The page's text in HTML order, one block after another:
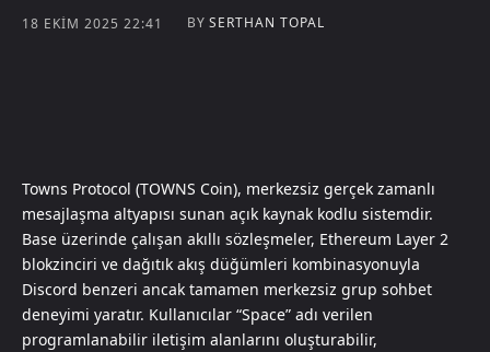
18 EKIM 2025 22:41 BY SERTHAN TOPAL
Towns Protocol (TOWNS Coin), merkezsiz gerçek zamanlı
mesajlaşma altyapısı sunan açık kaynak kodlu sistemdir.
Base üzerinde çalışan akıllı sözleşmeler, Ethereum Layer 2
blokzinciri ve dağıtık akış düğümleri kombinasyonuyla
Discord benzeri ancak tamamen merkezsiz grup sohbet
deneyimi yaratır. Kullanıcılar “Space” adı verilen
programlanabilir iletişim alanlarını oluşturabilir,